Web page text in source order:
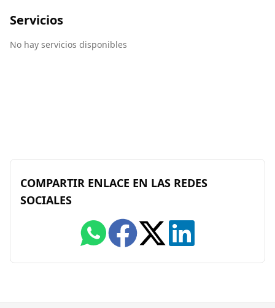
Servicios
No hay servicios disponibles
COMPARTIR ENLACE EN LAS REDES
SOCIALES